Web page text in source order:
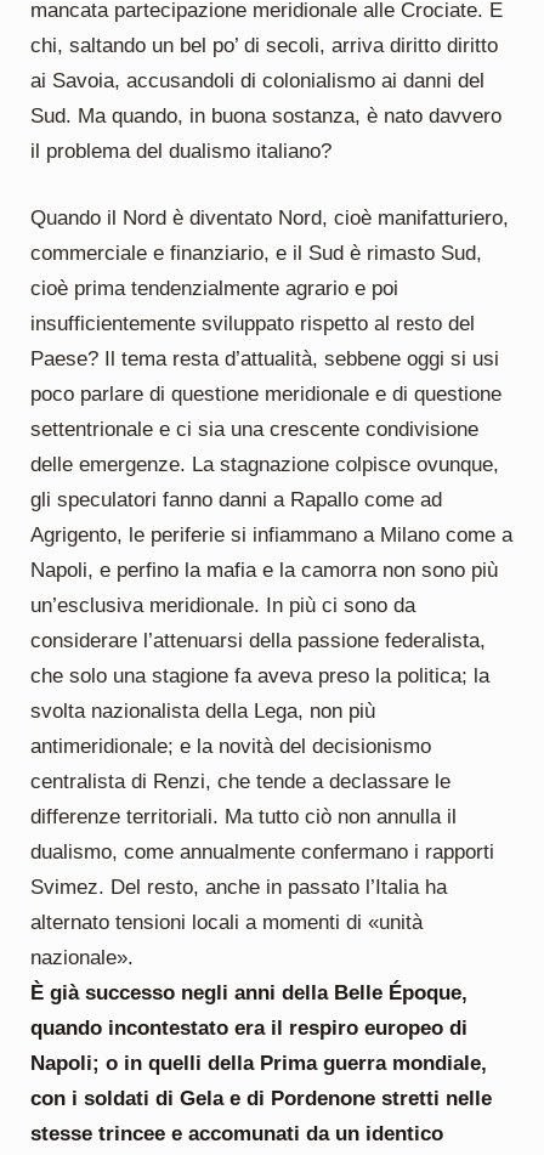
mancata partecipazione meridionale alle Crociate. E
chi, saltando un bel po’ di secoli, arriva diritto diritto
ai Savoia, accusandoli di colonialismo ai danni del
Sud. Ma quando, in buona sostanza, è nato davvero
il problema del dualismo italiano?
Quando il Nord è diventato Nord, cioè manifatturiero,
commerciale e finanziario, e il Sud è rimasto Sud,
cioè prima tendenzialmente agrario e poi
insufficientemente sviluppato rispetto al resto del
Paese? Il tema resta d’attualità, sebbene oggi si usi
poco parlare di questione meridionale e di questione
settentrionale e ci sia una crescente condivisione
delle emergenze. La stagnazione colpisce ovunque,
gli speculatori fanno danni a Rapallo come ad
Agrigento, le periferie si infiammano a Milano come a
Napoli, e perfino la mafia e la camorra non sono più
un’esclusiva meridionale. In più ci sono da
considerare l’attenuarsi della passione federalista,
che solo una stagione fa aveva preso la politica; la
svolta nazionalista della Lega, non più
antimeridionale; e la novità del decisionismo
centralista di Renzi, che tende a declassare le
differenze territoriali. Ma tutto ciò non annulla il
dualismo, come annualmente confermano i rapporti
Svimez. Del resto, anche in passato l’Italia ha
alternato tensioni locali a momenti di «unità
nazionale».
È già successo negli anni della Belle Époque,
quando incontestato era il respiro europeo di
Napoli; o in quelli della Prima guerra mondiale,
con i soldati di Gela e di Pordenone stretti nelle
stesse trincee e accomunati da un identico